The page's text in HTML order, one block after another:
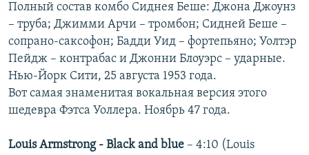
Полный состав комбо Сиднея Беше: Джона Джоунз
– труба; Джимми Арчи – тромбон; Сидней Беше –
сопрано-саксофон; Бадди Уид – фортепьяно; Уолтэр
Пейдж – контрабас и Джонни Блоуэрс – ударные.
Нью-Йорк Сити, 25 августа 1953 года.
Вот самая знаменитая вокальная версия этого
шедевра Фэтса Уоллера. Ноябрь 47 года.
Louis Armstrong - Black and blue – 4:10 (Louis